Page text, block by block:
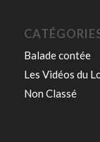
Balade contée
Les Vidéos du
Non Classé